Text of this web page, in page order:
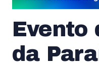
Evento
da